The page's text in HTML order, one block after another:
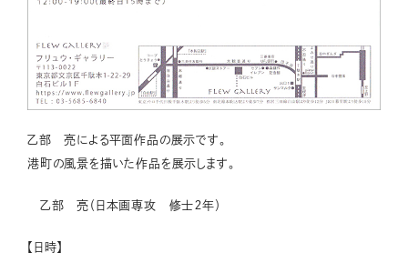
乙部 亮による平面作品の展示です。
港町の風景を描いた作品を展示します。
乙部 亮（日本画専攻 修士２年）
【日時】